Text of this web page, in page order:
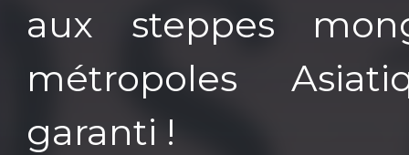
aux steppes
métropoles
garanti !